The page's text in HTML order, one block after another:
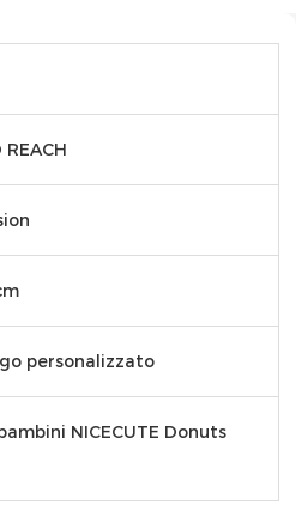
REACH
personalizzato
NICECUTE Donuts